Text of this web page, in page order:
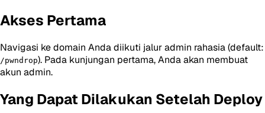
Akses Pertama
Navigasi ke domain Anda diikuti jalur admin rahasia (default:
/pwndrop). Pada kunjungan pertama, Anda akan membuat
akun admin.
Yang Dapat Dilakukan Setelah Deploy